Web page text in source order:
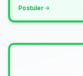
Postuler